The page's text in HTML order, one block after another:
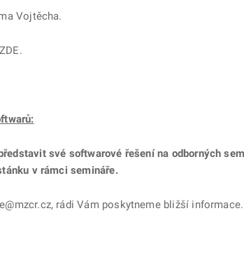
Vojtěcha.
své softwarové řešení na odborných
v rámci semináře.
rádi Vám poskytneme bližší informace.